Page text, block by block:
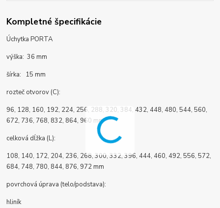
Kompletné špecifikácie
Úchytka PORTA
výška: 36 mm
šírka: 15 mm
rozteč otvorov (C):
96, 128, 160, 192, 224, 256, 288, 320, 384, 432, 448, 480, 544, 560,
672, 736, 768, 832, 864, 960 mm
celková dĺžka (L):
108, 140, 172, 204, 236, 268, 300, 332, 396, 444, 460, 492, 556, 572,
684, 748, 780, 844, 876, 972 mm
povrchová úprava (telo/podstava):
hliník